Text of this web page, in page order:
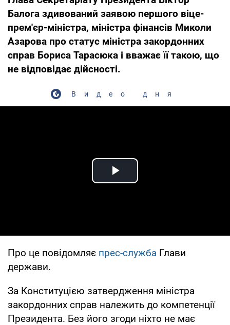
Балога здивований заявою першого віце-
прем'єр-міністра, міністра фінансів Миколи
Азарова про статус міністра закордонних
справ Бориса Тарасюка і вважає її такою, що
не відповідає дійсності.
Видео дня
Play Video
Про це повідомляє прес-служба Глави
держави.
За Конституцією затвердження міністра
закордонних справ належить до компетенції
Президента. Без його згоди ніхто не має